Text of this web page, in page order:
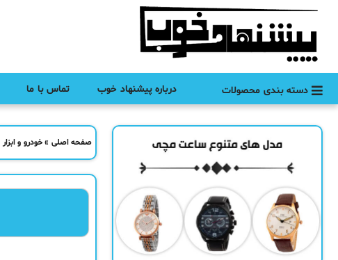
دسته بندی محصولات درباره پیشنهاد خوب تماس با ما
صفحه اصلی »خودرو و ابزار